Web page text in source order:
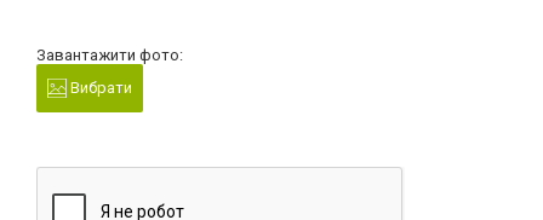
Завантажити фото:
Вибрати